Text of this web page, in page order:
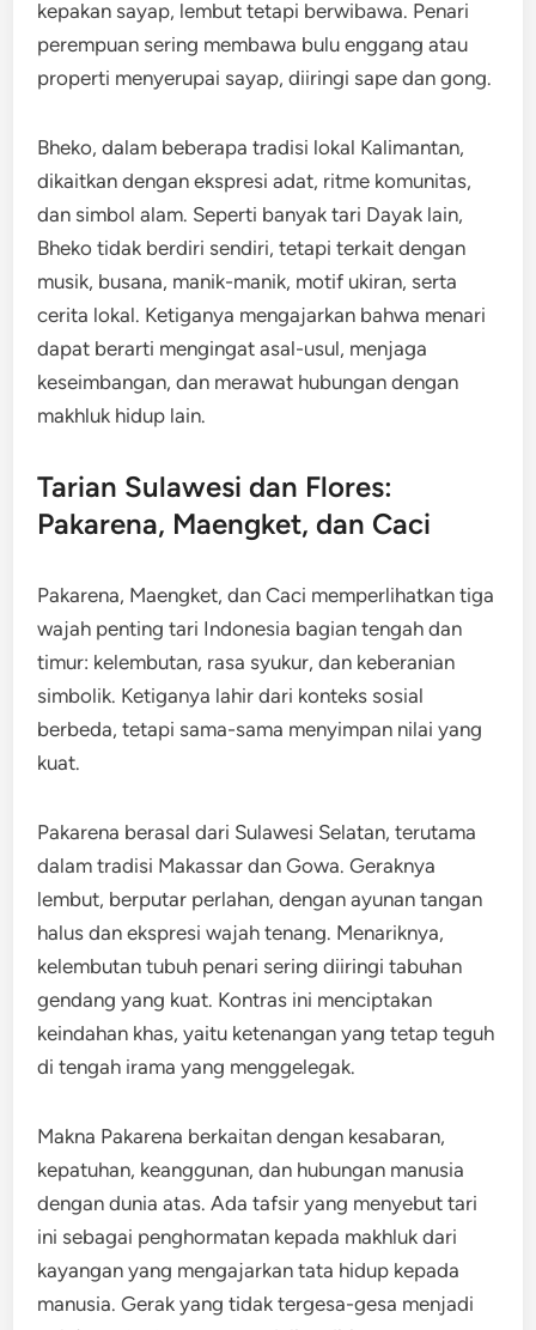
kepakan sayap, lembut tetapi berwibawa. Penari
perempuan sering membawa bulu enggang atau
properti menyerupai sayap, diiringi sape dan gong.
Bheko, dalam beberapa tradisi lokal Kalimantan,
dikaitkan dengan ekspresi adat, ritme komunitas,
dan simbol alam. Seperti banyak tari Dayak lain,
Bheko tidak berdiri sendiri, tetapi terkait dengan
musik, busana, manik-manik, motif ukiran, serta
cerita lokal. Ketiganya mengajarkan bahwa menari
dapat berarti mengingat asal-usul, menjaga
keseimbangan, dan merawat hubungan dengan
makhluk hidup lain.
Tarian Sulawesi dan Flores:
Pakarena, Maengket, dan Caci
Pakarena, Maengket, dan Caci memperlihatkan tiga
wajah penting tari Indonesia bagian tengah dan
timur: kelembutan, rasa syukur, dan keberanian
simbolik. Ketiganya lahir dari konteks sosial
berbeda, tetapi sama-sama menyimpan nilai yang
kuat.
Pakarena berasal dari Sulawesi Selatan, terutama
dalam tradisi Makassar dan Gowa. Geraknya
lembut, berputar perlahan, dengan ayunan tangan
halus dan ekspresi wajah tenang. Menariknya,
kelembutan tubuh penari sering diiringi tabuhan
gendang yang kuat. Kontras ini menciptakan
keindahan khas, yaitu ketenangan yang tetap teguh
di tengah irama yang menggelegak.
Makna Pakarena berkaitan dengan kesabaran,
kepatuhan, keanggunan, dan hubungan manusia
dengan dunia atas. Ada tafsir yang menyebut tari
ini sebagai penghormatan kepada makhluk dari
kayangan yang mengajarkan tata hidup kepada
manusia. Gerak yang tidak tergesa-gesa menjadi